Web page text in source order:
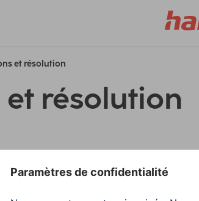
et résolution
résolution
tous les filtres